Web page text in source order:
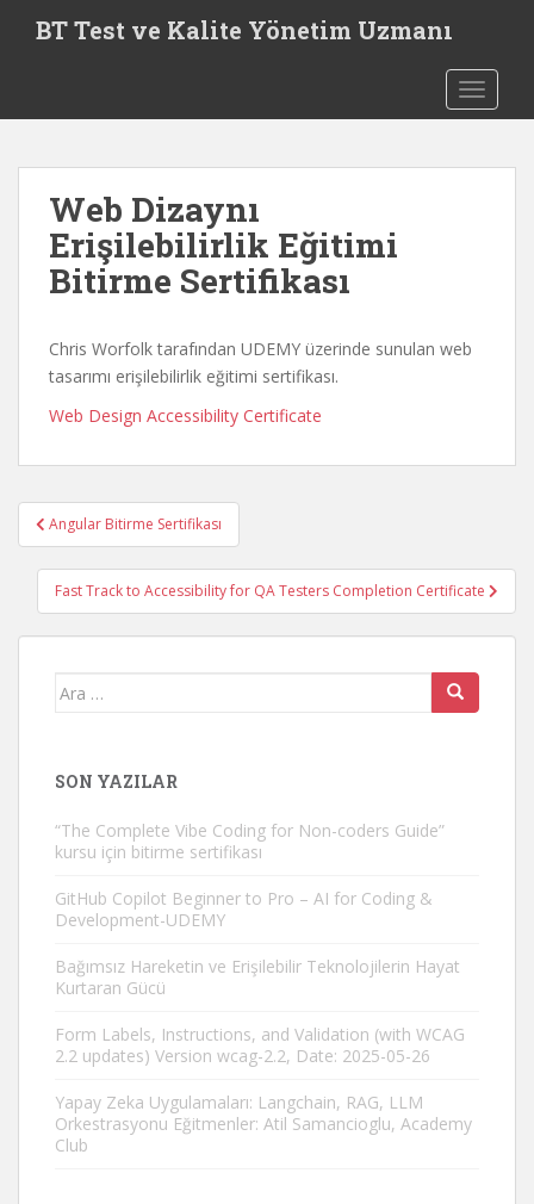
t
BT Test ve Kalite Yönetim Uzmanı
Web Dizaynı
Erişilebilirlik Eğitimi
Bitirme Sertifikası
Chris Worfolk tarafından UDEMY üzerinde sunulan web
tasarımı erişilebilirlik eğitimi sertifikası.
Web Design Accessibility Certificate
Yazı
gezinmesi
Angular Bitirme Sertifikası
Fast Track to Accessibility for QA Testers Completion Certificate
Arama
SON YAZILAR
“The Complete Vibe Coding for Non-coders Guide”
kursu için bitirme sertifikası
GitHub Copilot Beginner to Pro – AI for Coding &
Development-UDEMY
Bağımsız Hareketin ve Erişilebilir Teknolojilerin Hayat
Kurtaran Gücü
Form Labels, Instructions, and Validation (with WCAG
2.2 updates) Version wcag-2.2, Date: 2025-05-26
Yapay Zeka Uygulamaları: Langchain, RAG, LLM
Orkestrasyonu Eğitmenler: Atil Samancioglu, Academy
Club